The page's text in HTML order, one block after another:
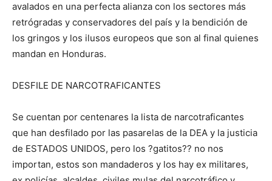
avalados en una perfecta alianza con los sectores más
retrógradas y conservadores del país y la bendición de
los gringos y los ilusos europeos que son al final quienes
mandan en Honduras.
DESFILE DE NARCOTRAFICANTES
Se cuentan por centenares la lista de narcotraficantes
que han desfilado por las pasarelas de la DEA y la justicia
de ESTADOS UNIDOS, pero los ?gatitos?? no nos
importan, estos son mandaderos y los hay ex militares,